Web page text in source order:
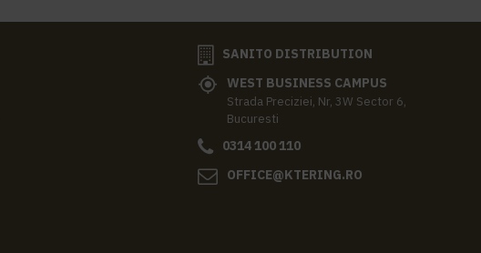
SANITO DISTRIBUTION
WEST BUSINESS CAMPUS
Strada Preciziei, Nr, 3W Sector 6,
Bucuresti
0314 100 110
OFFICE@KTERING.RO